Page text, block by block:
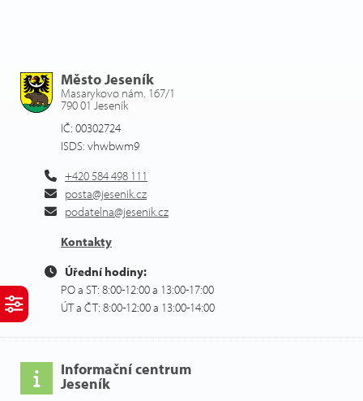
Město Jeseník
Masarykovo nám. 167/1
790 01 Jeseník
IČ: 00302724
ISDS: vhwbwm9
+420 584 498 111
posta@jesenik.cz
podatelna@jesenik.cz
Kontakty
Úřední hodiny:
PO a ST: 8:00-12:00 a 13:00-17:00
ÚT a ČT: 8:00-12:00 a 13:00-14:00
Informační centrum
Jeseník